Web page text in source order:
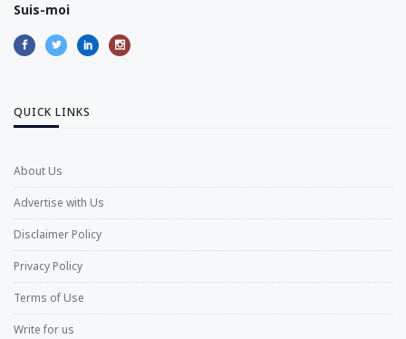
Suis-moi
QUICK LINKS
About Us
Advertise with Us
Disclaimer Policy
Privacy Policy
Terms of Use
Write for us